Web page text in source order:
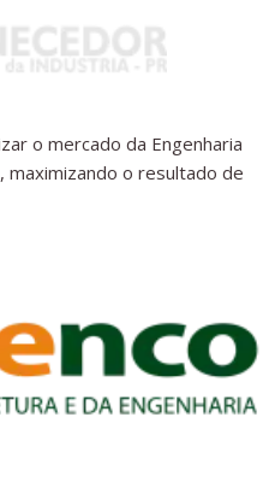
o mercado da Engenharia
maximizando o resultado de